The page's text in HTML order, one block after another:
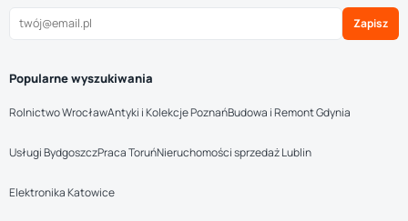
Zapisz
Popularne wyszukiwania
Rolnictwo WrocławAntyki i Kolekcje PoznańBudowa i Remont Gdynia
Usługi BydgoszczPraca ToruńNieruchomości sprzedaż Lublin
Elektronika Katowice